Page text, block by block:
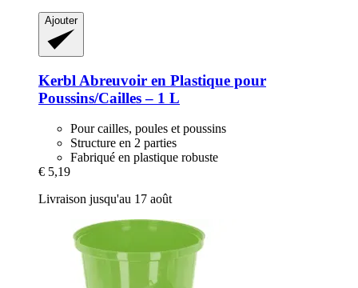
Ajouter
Kerbl Abreuvoir en Plastique pour
Poussins/Cailles – 1 L
Pour cailles, poules et poussins
Structure en 2 parties
Fabriqué en plastique robuste
€ 5,19
Livraison jusqu'au 17 août